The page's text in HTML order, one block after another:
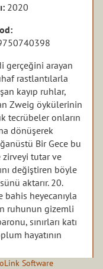
2020
gerçeğini arayan
rastlantılarla
kayıp ruhlar,
Zweig öykülerinin
tecrübeler onların
dönüşerek
Bir Gece bu
zirveyi tutar ve
değiştiren böyle
aktarır. 20.
bahis heyecanıyla
ruhunun gizemli
sınırları katı
hayatının
Software